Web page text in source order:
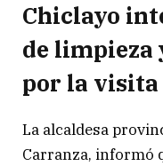
Chiclayo
de
por la visita
La alcaldesa
Carranza, informó